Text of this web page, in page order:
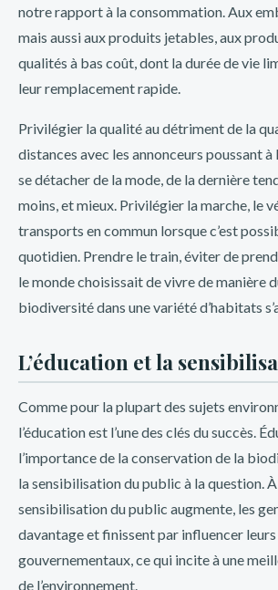
promociones exclusivas para aumentar
ganar.
Para acceder a estas increíbles
¡Recuerda revisar regularmente la
para no perderte ninguna oferta especial!
comunidad de Inkabet Perú y descubre
de jugar con bonos y promociones
Disfruta de bonos y
exclusivas al ser miembro
programa de lealtad de
Inkabet Perú te ofrece bonos y
para que disfrutes al máximo de tus
juegos de casino. Ya sea que te guste el
baloncesto o cualquier otro deporte,
amplia variedad de opciones para
podrás acceder a bonos de bienvenida,
bonos por referir a tus amigos y muchas
especiales que te brindarán más
En Inkabet Perú valoramos a nuestros
notre rapport à la consommation. Aux
mais aussi aux produits jetables, aux
qualités à bas coût, dont la durée de vie
leur remplacement rapide.
Privilégier la qualité au détriment de la
distances avec les annonceurs poussant
se détacher de la mode, de la dernière
moins, et mieux. Privilégier la marche, le
transports en commun lorsque c’est
quotidien. Prendre le train, éviter de
le monde choisissait de vivre de manière
biodiversité dans une variété d’habitats
L’éducation et la
Comme pour la plupart des sujets
l’éducation est l’une des clés du succès.
l’importance de la conservation de la
la sensibilisation du public à la question.
sensibilisation du public augmente, les
davantage et finissent par influencer
gouvernementaux, ce qui incite à une
de l’environnement.